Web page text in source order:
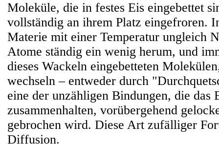
Moleküle, die in festes Eis eingebettet
vollständig an ihrem Platz eingefroren.
Materie mit einer Temperatur ungleich
Atome ständig ein wenig herum, und
dieses Wackeln eingebetteten
wechseln – entweder durch
eine der unzähligen Bindungen, die das
zusammenhalten, vorübergehend
gebrochen wird. Diese Art zufälliger
Diffusion.